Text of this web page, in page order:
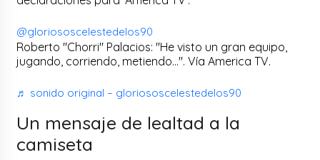
@gloriososcelestedelos90
Roberto "Chorri" Palacios: "He visto un gran equipo,
jugando, corriendo, metiendo…". Vía America TV.
♬ sonido original – gloriososcelestedelos90
Un mensaje de lealtad a la
camiseta